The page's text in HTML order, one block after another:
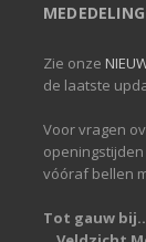
MEDEDELING
Zie onze
de laatste
Voor vragen
vóóraf bellen
Tot gauw